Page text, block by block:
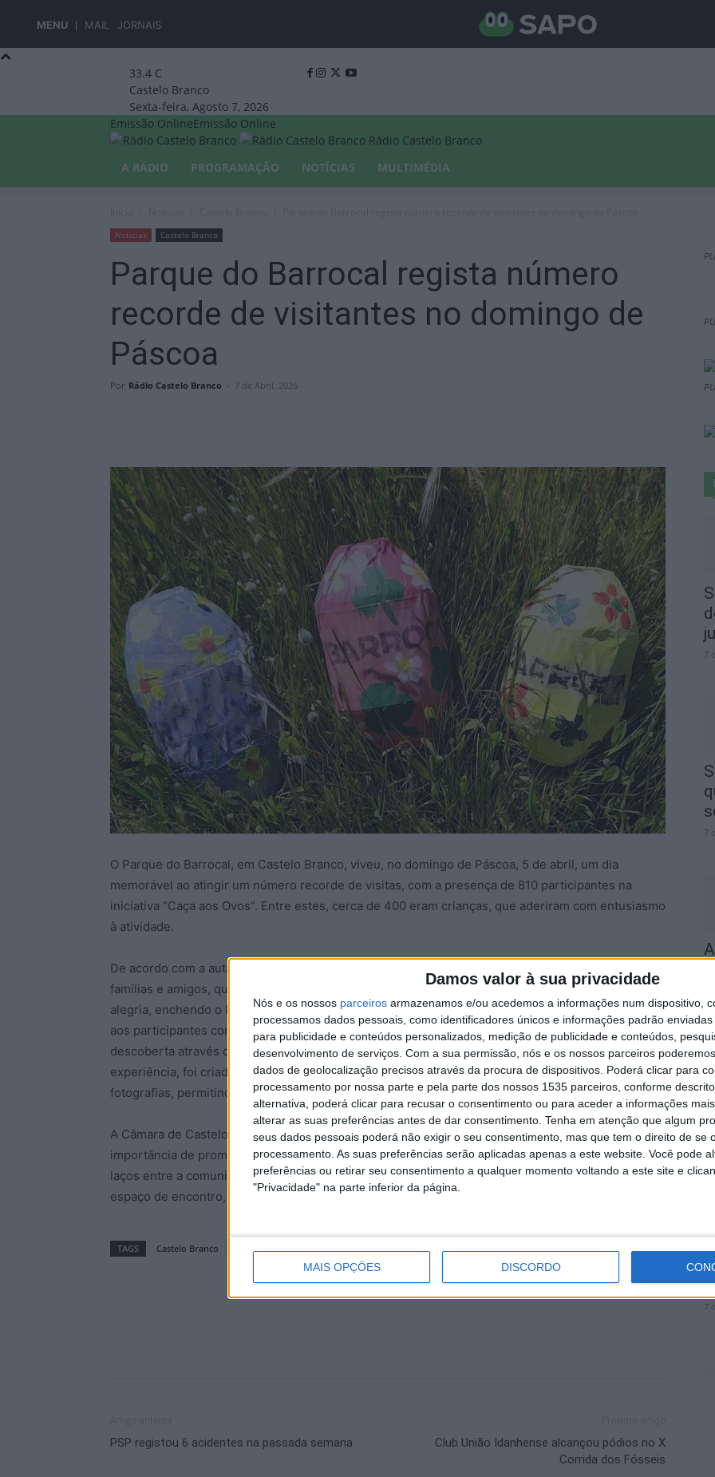
MENU MAIL JORNAIS
Damos valor à sua privacidade
Nós e os nossos parceiros armazenamos e/ou acedemos a informações num dispositivo,
processamos dados pessoais, como identificadores únicos e informações padrão
para publicidade e conteúdos personalizados, medição de publicidade e conteúdos,
desenvolvimento de serviços. Com a sua permissão, nós e os nossos parceiros
dados de geolocalização precisos através da procura de dispositivos. Poderá clicar para
processamento por nossa parte e pela parte dos nossos 1535 parceiros, conforme
alternativa, poderá clicar para recusar o consentimento ou para aceder a informações
alterar as suas preferências antes de dar consentimento. Tenha em atenção que algum
seus dados pessoais poderá não exigir o seu consentimento, mas que tem o direito de se
processamento. As suas preferências serão aplicadas apenas a este website. Você pode
preferências ou retirar seu consentimento a qualquer momento voltando a este site e
"Privacidade" na parte inferior da página.
MAIS OPÇÕES DISCORDO
33.4 C
Castelo Branco
Sexta-feira, Agosto 7, 2026
Emissão OnlineEmissão Online
Rádio Castelo Branco
A RÁDIO
PROGRAMAÇÃO NOTÍCIAS MULTIMÉDIA
Notícias Castelo Branco
Parque do Barrocal regista número
recorde de visitantes no domingo de
Páscoa
Por Rádio Castelo Branco - 7 de Abril, 2026
O Parque do Barrocal, em Castelo Branco, viveu, no domingo de Páscoa, 5 de abril, um dia
memorável ao atingir um número recorde de visitas, com a presença de 810 participantes na
iniciativa “Caça aos Ovos”. Entre estes, cerca de 400 eram crianças, que aderiram com entusiasmo
à atividade.
De acordo com a autarquia, a iniciativa destacou-se pela forte participação em grupo, reunindo
famílias e amigos, que se juntaram para viver esta experiência em ambiente de convívio, partilha e
alegria, enchendo o Parque de energia e verdadeiro espírito de descoberta. O desafio lançado
aos participantes consistia em descobrir 3 ovos escondidos no Parque e comprovar a sua
descoberta através de fotografias, habilitando-se assim a ganhar prémios. Para prolongar esta
experiência, foi criada uma pasta partilhada onde os participantes puderam reunir as suas
fotografias, permitindo reviver os momentos desta iniciativa.
A Câmara de Castelo Branco considera que, o sucesso alcançado desta atividade “reforça a
importância de promover experiências que aproximam as pessoas da natureza e fortalecem os
laços entre a comunidade, contribuindo para a valorização do Parque do Barrocal enquanto
espaço de encontro, lazer e bem-estar”.
TAGS Castelo Branco Parque do Barrocal Páscoa
PSP registou 6 acidentes na passada semana
Club União Idanhense alcançou pódios no X
Corrida dos Fósseis
7
7
7